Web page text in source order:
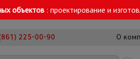
объектов : проектирование и
225-00-90 О